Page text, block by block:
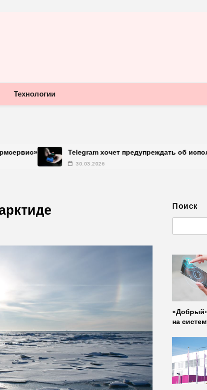
Технологии
Telegram хочет предупреждать об использовании
30.03.2026
Поиск
на